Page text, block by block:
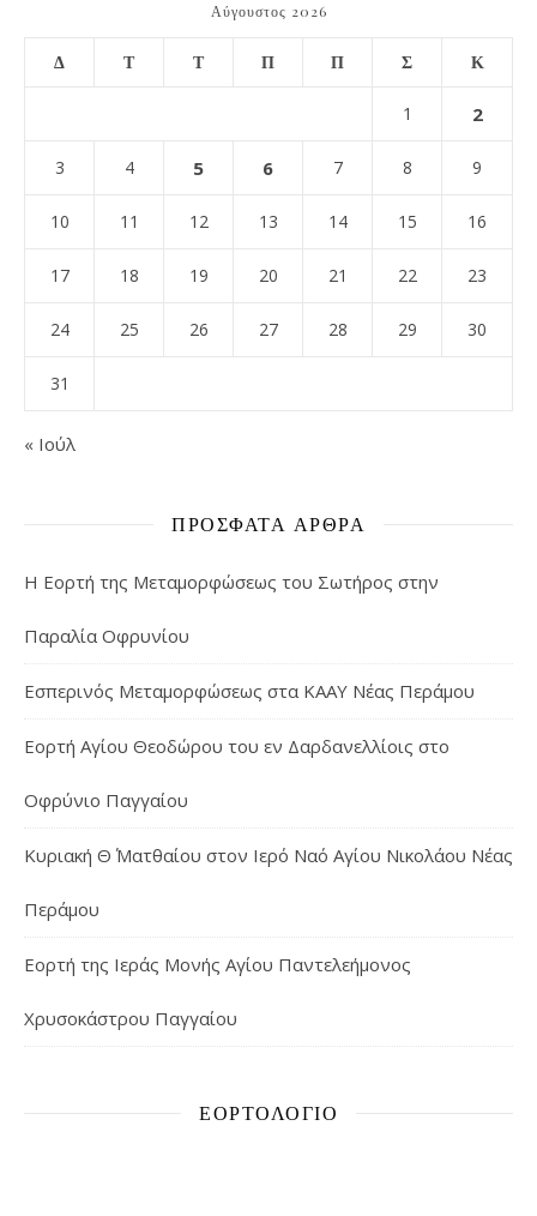
Αύγουστος 2026
Δ Τ Τ Π Π Σ Κ
1 2
3 4 5 6 7 8 9
10 11 12 13 14 15 16
17 18 19 20 21 22 23
24 25 26 27 28 29 30
31
« Ιούλ
ΠΡΌΣΦΑΤΑ ΆΡΘΡΑ
Η Εορτή της Μεταμορφώσεως του Σωτήρος στην
Παραλία Οφρυνίου
Εσπερινός Μεταμορφώσεως στα ΚΑΑΥ Νέας Περάμου
Εορτή Αγίου Θεοδώρου του εν Δαρδανελλίοις στο
Οφρύνιο Παγγαίου
Κυριακή Θ΄ Ματθαίου στον Ιερό Ναό Αγίου Νικολάου Νέας
Περάμου
Εορτή της Ιεράς Μονής Αγίου Παντελεήμονος
Χρυσοκάστρου Παγγαίου
ΕΟΡΤΟΛΌΓΙΟ